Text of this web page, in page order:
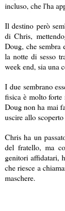
incluso, che l'ha
Il destino però
di Chris,
Doug, che sembra
la notte di sesso
week end, sia una
I due sembrano
fisica è molto
Doug non ha mai
uscire allo
Chris ha un
del fratello, ma
genitori affidatari,
che riesce a
maschere.